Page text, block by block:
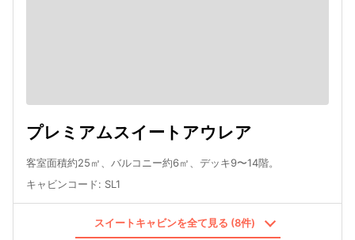
プレミアムスイートアウレア
客室面積約25㎡、バルコニー約6㎡、デッキ9〜14階。
キャビンコード: SL1
スイートキャビンを全て見る (8件)